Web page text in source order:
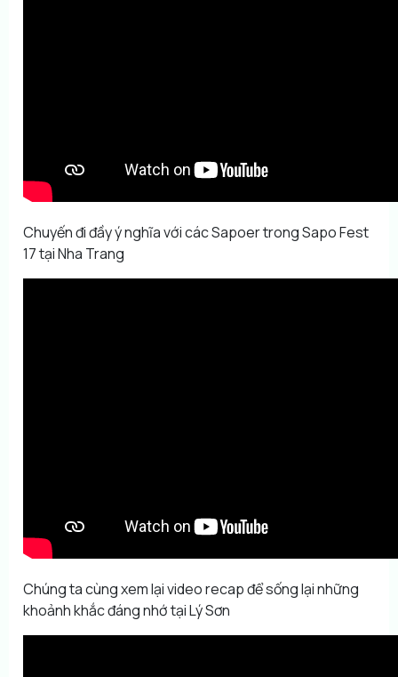
Chuyến đi đầy ý nghĩa với các Sapoer trong Sapo Fest
17 tại Nha Trang
Chúng ta cùng xem lại video recap để sống lại những
khoảnh khắc đáng nhớ tại Lý Sơn